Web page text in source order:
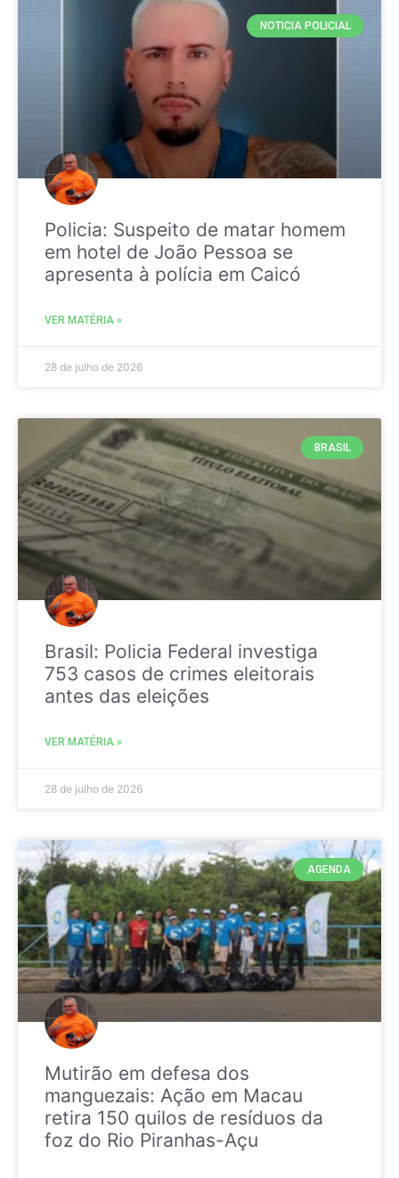
NOTICIA POLICIAL
Policia: Suspeito de matar homem
em hotel de João Pessoa se
apresenta à polícia em Caicó
VER MATÉRIA »
28 de julho de 2026
BRASIL
Brasil: Policia Federal investiga
753 casos de crimes eleitorais
antes das eleições
VER MATÉRIA »
28 de julho de 2026
AGENDA
Mutirão em defesa dos
manguezais: Ação em Macau
retira 150 quilos de resíduos da
foz do Rio Piranhas-Açu